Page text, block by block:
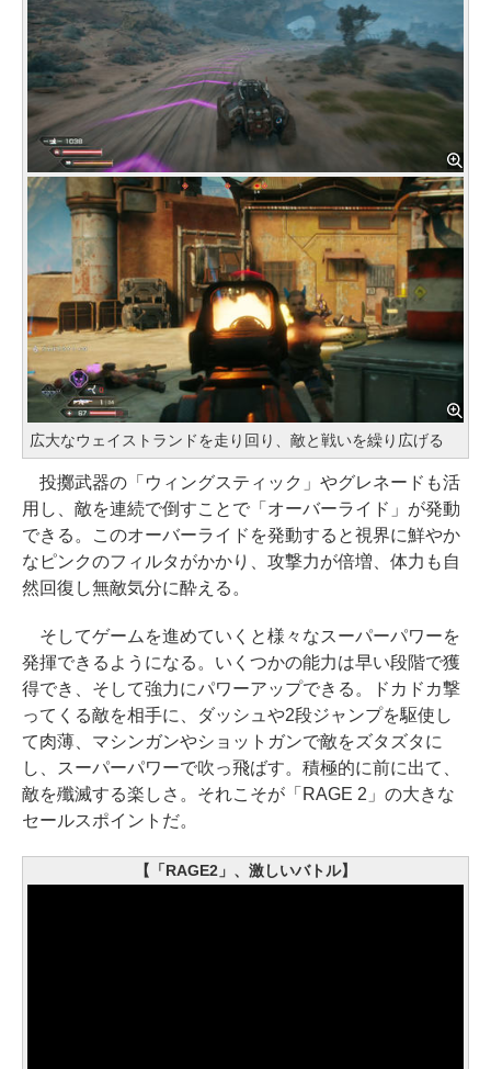
広大なウェイストランドを走り回り、敵と戦いを繰り広げる
投擲武器の「ウィングスティック」やグレネードも活
用し、敵を連続で倒すことで「オーバーライド」が発動
できる。このオーバーライドを発動すると視界に鮮やか
なピンクのフィルタがかかり、攻撃力が倍増、体力も自
然回復し無敵気分に酔える。
そしてゲームを進めていくと様々なスーパーパワーを
発揮できるようになる。いくつかの能力は早い段階で獲
得でき、そして強力にパワーアップできる。ドカドカ撃
ってくる敵を相手に、ダッシュや2段ジャンプを駆使し
て肉薄、マシンガンやショットガンで敵をズタズタに
し、スーパーパワーで吹っ飛ばす。積極的に前に出て、
敵を殲滅する楽しさ。それこそが「RAGE 2」の大きな
セールスポイントだ。
【「RAGE2」、激しいバトル】